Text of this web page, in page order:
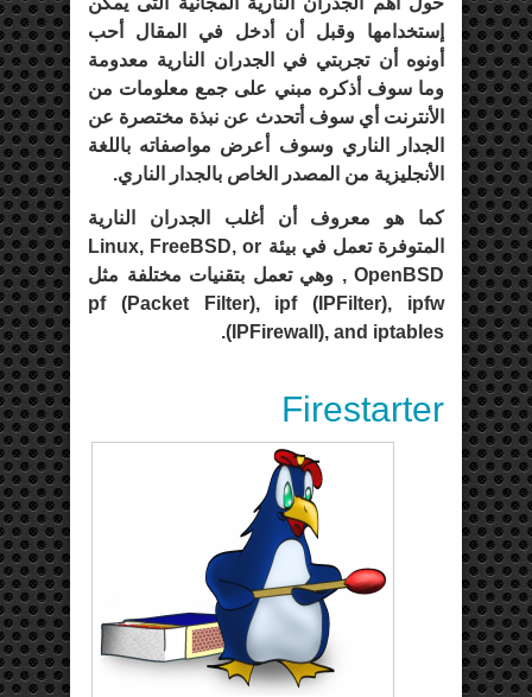
إستخدامها وقبل أن أدخل في المقال أحب
أونوه أن تجربتي في الجدران النارية معدومة
وما سوف أذكره مبني على جمع معلومات من
الأنترنت أي سوف أتحدث عن نبذة مختصرة عن
الجدار الناري وسوف أعرض مواصفاته باللغة
الأنجليزية من المصدر الخاص بالجدار الناري.
كما هو معروف أن أغلب الجدران النارية
المتوفرة تعمل في بيئة Linux, FreeBSD, or
OpenBSD , وهي تعمل بتقنيات مختلفة مثل
pf (Packet Filter), ipf (IPFilter), ipfw
(IPFirewall), and iptables.
Firestarter